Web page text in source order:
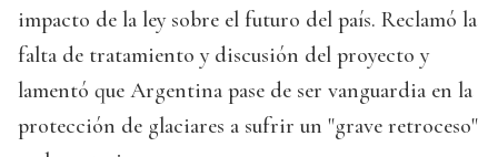
impacto de la ley sobre el futuro del país. Reclamó la
falta de tratamiento y discusión del proyecto y
lamentó que Argentina pase de ser vanguardia en la
protección de glaciares a sufrir un "grave retroceso"